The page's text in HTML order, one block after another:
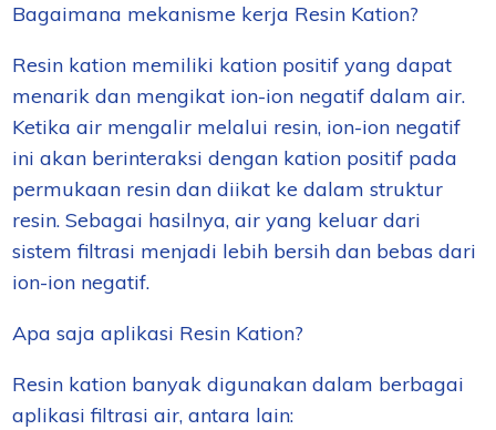
Bagaimana mekanisme kerja Resin Kation?
Resin kation memiliki kation positif yang dapat
menarik dan mengikat ion-ion negatif dalam air.
Ketika air mengalir melalui resin, ion-ion negatif
ini akan berinteraksi dengan kation positif pada
permukaan resin dan diikat ke dalam struktur
resin. Sebagai hasilnya, air yang keluar dari
sistem filtrasi menjadi lebih bersih dan bebas dari
ion-ion negatif.
Apa saja aplikasi Resin Kation?
Resin kation banyak digunakan dalam berbagai
aplikasi filtrasi air, antara lain: